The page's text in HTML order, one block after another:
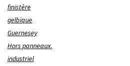
finistère
gelbique
Guernesey
Hors panneaux.
industriel